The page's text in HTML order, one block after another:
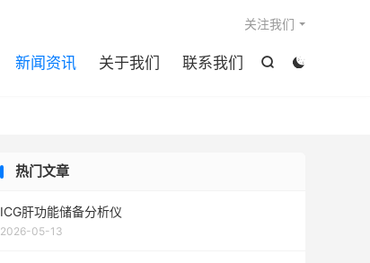


新闻资讯 关于我们 联系我们
关注我们
热门文章
ICG肝功能储备分析仪
2026-05-13